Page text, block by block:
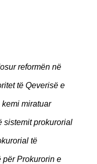
reformën në
të Qeverisë e
miratuar
sistemit prokurorial
të
për Prokurorin e